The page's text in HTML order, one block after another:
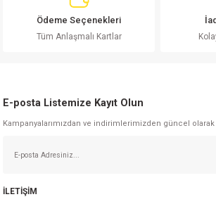
Bu ürüne benzer farklı alternatifler olmalı.
Gönder
Ödeme Seçenekleri
Tüm Anlaşmalı Kartlar
E-posta Listemize Kayıt Olun
Kampanyalarımızdan ve indirimlerimizden güncel
İLETİŞİM